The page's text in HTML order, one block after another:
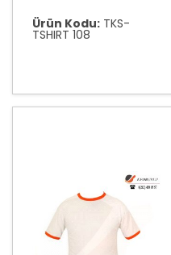
Ürün Kodu: TKS-
TSHIRT 108